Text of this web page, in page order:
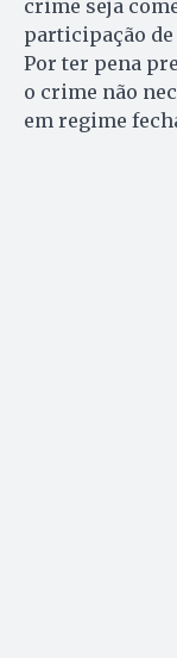
crime seja
participação de
Por ter pena
o crime não
em regime